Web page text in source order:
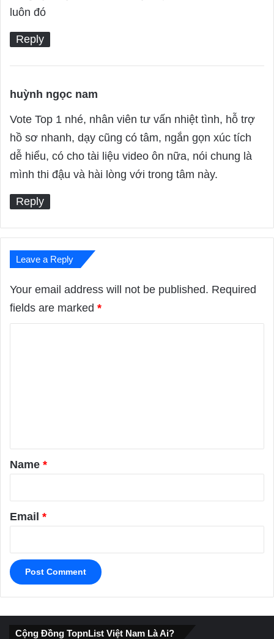
luôn đó
Reply
huỳnh ngọc nam
a
y
s
:
Vote Top 1 nhé, nhân viên tư vấn nhiệt tình, hỗ trợ
hồ sơ nhanh, dạy cũng có tâm, ngắn gọn xúc tích
dễ hiểu, có cho tài liệu video ôn nữa, nói chung là
mình thi đậu và hài lòng với trong tâm này.
Reply
Leave a Reply
Your email address will not be published. Required
fields are marked *
*
Name *
Email *
Cộng Đồng TopnList Việt Nam Là Ai?